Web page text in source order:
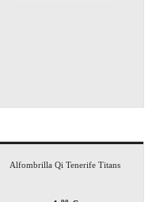
Alfombrilla Qi Tenerife Titans